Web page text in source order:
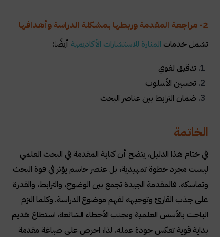
2- مراجعة المقدمة وربطها بمشكلة الدراسة وأهدافها
تشمل خدمات المنارة للاستشارات الأكاديمية أيضًا:
تدقيق لغوي
تحسين الأسلوب
ضمان الترابط بين عناصر البحث
الخاتمة
في ختام هذا الدليل، يتضح أن كتابة المقدمة في البحث العلمي
ليست مجرد خطوة تمهيدية، بل عنصر حاسم يؤثر في قوة البحث
وتماسكه. فالمقدمة الجيدة تجمع بين الوضوح، والترابط، والقدرة
على جذب القارئ وتوجيهه لفهم موضوع الدراسة. وكلما التزم
الباحث بالأسس العلمية وتجنب الأخطاء الشائعة، استطاع تقديم
بداية قوية تعكس جودة عمله. لذا، احرص على صياغة مقدمة